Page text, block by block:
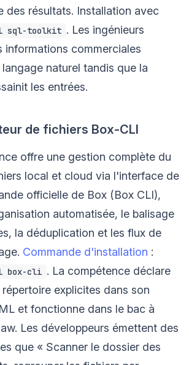
des résultats. Installation avec
sql-toolkit . Les ingénieurs
informations commerciales
naturel tandis que la
les entrées.
de fichiers Box-CLI
offre une gestion complète du
local et cloud via l'interface de
officielle de Box (Box CLI),
automatisée, le balisage
la déduplication et les flux de
Commande d'installation :
box-cli . La compétence déclare
explicites dans son
et fonctionne dans le bac à
Les développeurs émettent des
que « Scanner le dossier des